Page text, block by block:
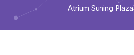
Atrium Suning Plaza